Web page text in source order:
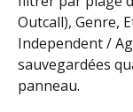
Outcall), Genre,
Independent /
sauvegardées
panneau.